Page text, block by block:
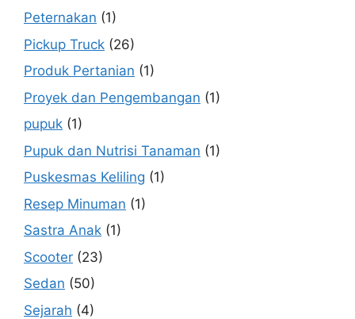
Peternakan (1)
Pickup Truck (26)
Produk Pertanian (1)
Proyek dan Pengembangan (1)
pupuk (1)
Pupuk dan Nutrisi Tanaman (1)
Puskesmas Keliling (1)
Resep Minuman (1)
Sastra Anak (1)
Scooter (23)
Sedan (50)
Sejarah (4)